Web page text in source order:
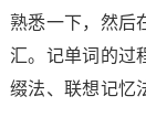
熟悉一下，然后
汇。记单词的过
缀法、联想记忆